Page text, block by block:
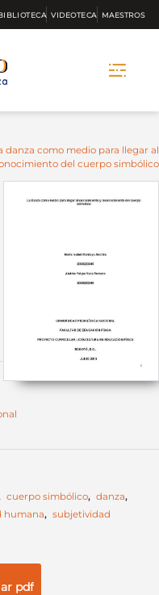
VIDEOTECA MAESTROS
danza como medio para llegar al
del cuerpo simbólico
cuerpo simbólico, danza,
humana, subjetividad
pdf